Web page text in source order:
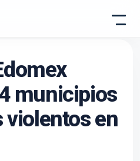
municipios
violentos en